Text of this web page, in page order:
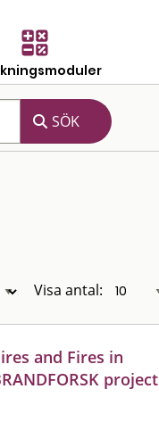
Visa antal:
and Fires in
project